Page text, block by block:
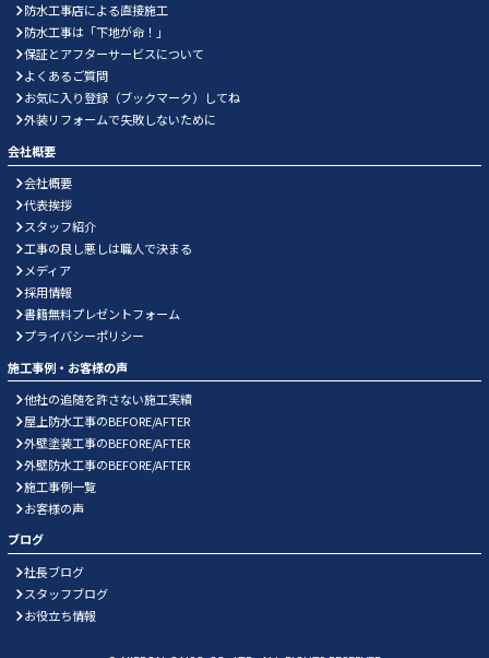
防水工事店による直接施工
防水工事は「下地が命！」
保証とアフターサービスについて
よくあるご質問
お気に入り登録（ブックマーク）してね
外装リフォームで失敗しないために
会社概要
会社概要
代表挨拶
スタッフ紹介
工事の良し悪しは職人で決まる
メディア
採用情報
書籍無料プレゼントフォーム
プライバシーポリシー
施工事例・お客様の声
他社の追随を許さない施工実績
屋上防水工事のBEFORE/AFTER
外壁塗装工事のBEFORE/AFTER
外壁防水工事のBEFORE/AFTER
施工事例一覧
お客様の声
ブログ
社長ブログ
スタッフブログ
お役立ち情報